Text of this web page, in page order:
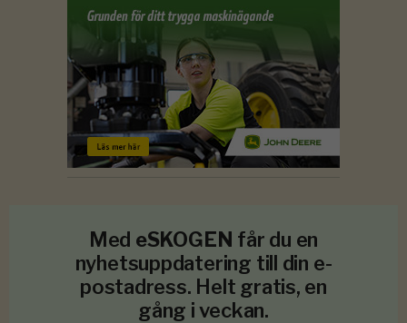
Med eSKOGEN får du en
nyhetsuppdatering till din e-
postadress. Helt gratis, en
gång i veckan.